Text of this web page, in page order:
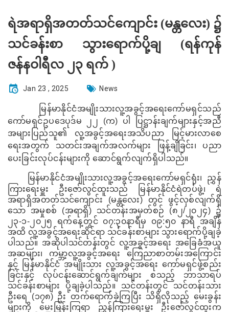
ရဲအရာရှိအတတ်သင်ကျောင်း (မန္တလေး) ၌
သင်ခန်းစာ သွားရောက်ပို့ချ (ရန်ကုန်
ဇန်နဝါရီလ ၂၃ ရက် )
Jan 23 , 2025 News
မြန်မာနိုင်ငံအမျိုးသားလူ့အခွင့်အရေးကော်မရှင်သည်
ကော်မရှင်ဥပဒေပုဒ်မ ၂၂ (က) ပါ ပြဋ္ဌာန်းချက်များနှင့်အညီ
အများပြည်သူ၏ လူ့အခွင့်အရေးအသိပညာ မြင့်မားလာစေ
ရေးအတွက် သတင်းအချက်အလက်များ ဖြန့်ချိခြင်း၊ ပညာ
ပေးခြင်းလုပ်ငန်းများကို ဆောင်ရွက်လျက်ရှိပါသည်။
မြန်မာနိုင်ငံအမျိုးသားလူ့အခွင့်အရေးကော်မရှင်ရုံး၊ ညွှန်
ကြားရေးမှူး
ဦးဇော်လွင်ထူးသည်
မြန်မာနိုင်ငံရဲတပ်ဖွဲ့၊ ရဲ
အရာရှိအတတ်သင်ကျောင်း (မန္တလေး) တွင် ဖွင့်လှစ်လျက်ရှိ
သော
အမှုစစ် (အရာရှိ) သင်တန်းအမှတ်စဉ် (၈၂/၂၀၂၄) ၌
၂၃-၁- ၂၀၂၅ ရက်နေ့တွင် ၀၇:၃၀နာရီမှ ၀၉:၅၀ နာရီ အချိန်
အထိ လူ့အခွင့်အရေးဆိုင်ရာ သင်ခန်းစာများ သွားရောက်ပို့ချခဲ့
ပါသည်။ အဆိုပါသင်တန်းတွင် လူ့အခွင့်အရေး အခြေခံအယူ
အဆများ၊ ကမ္ဘာ့လူ့အခွင့်အရေး ကြေညာစာတမ်းအကြောင်း
နှင့် မြန်မာနိုင်ငံ အမျိုးသား လူ့အခွင့်အရေး ကော်မရှင်ဖွဲ့စည်း
ခြင်းနှင့် လုပ်ငန်းဆောင်ရွက်ချက်များ စသည့် ဘာသာရပ်
သင်ခန်းစာများ ပို့ချခဲ့ပါသည်။
သင်တန်းတွင် သင်တန်းသား
ဦးရေ (၁၇၈) ဦး တက်ရောက်ခဲ့ကြပြီး သိရှိလိုသည့် မေးခွန်း
များကို မေးမြန်းကြရာ ညွှန်ကြားရေးမှူး ဦးဇော်လွင်ထူးက